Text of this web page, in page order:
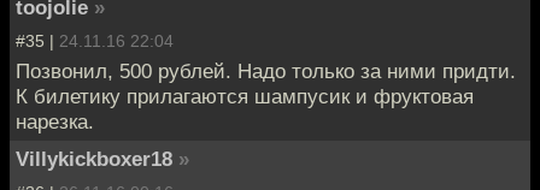
toojolie »
#35 | 24.11.16 22:04
Позвонил, 500 рублей. Надо только за ними придти.
К билетику прилагаются шампусик и фруктовая
нарезка.
Villykickboxer18 »